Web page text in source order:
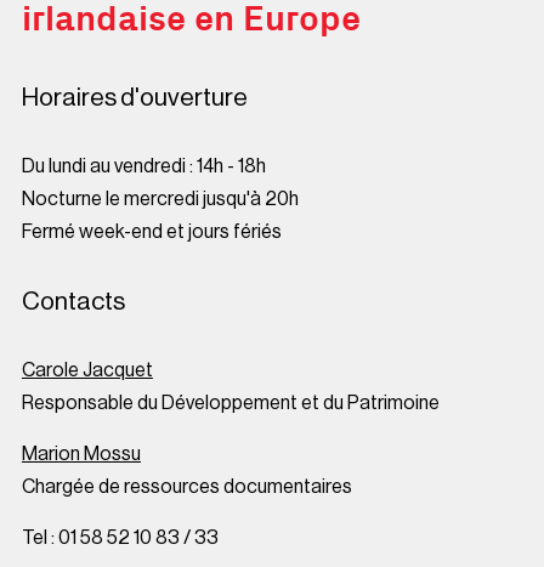
irlandaise en Europe
Horaires d'ouverture
Du lundi au vendredi : 14h - 18h
Nocturne le mercredi jusqu'à 20h
Fermé week-end et jours fériés
Contacts
Carole Jacquet
Responsable du Développement et du Patrimoine
Marion Mossu
Chargée de ressources documentaires
Tel : 01 58 52 10 83 / 33